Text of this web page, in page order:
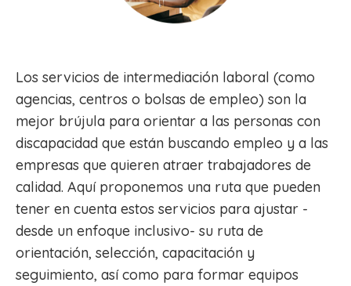
Los servicios de intermediación laboral (como
agencias, centros o bolsas de empleo) son la
mejor brújula para orientar a las personas con
discapacidad que están buscando empleo y a las
empresas que quieren atraer trabajadores de
calidad. Aquí proponemos una ruta que pueden
tener en cuenta estos servicios para ajustar -
desde un enfoque inclusivo- su ruta de
orientación, selección, capacitación y
seguimiento, así como para formar equipos